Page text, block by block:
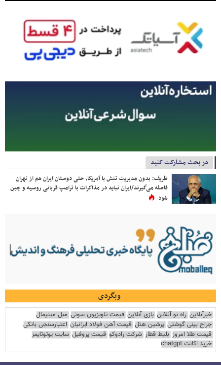
در بحث مشارکت کنید
ظریف: بدون مدیریت تنش با آمریکا، حتی دوستان ایران هم از تهران
فاصله می‌گیرند/ایران نباید در مذاکرات با ترامپ قربانی روسیه و چین
شود
وبگردی
خبرآنلاین راه نو آنلاین بازی آنلاین قیمت تلویزیون سونی مبل مینیمال
جراح بینی گوشتی پرشین هتل قیمت آهن فولاد ایرانیان اعتبارسنجی بانکی
قیمت طلا امروز بلیط قطار شرکت رادوکو قیمت پروفیل سایت یوتوتایمز
خرید اکانت chatgpt